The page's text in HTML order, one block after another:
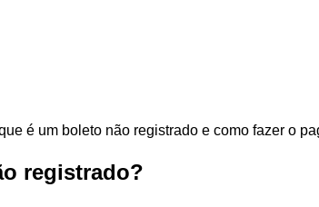
é um boleto não registrado e como fazer o
registrado?